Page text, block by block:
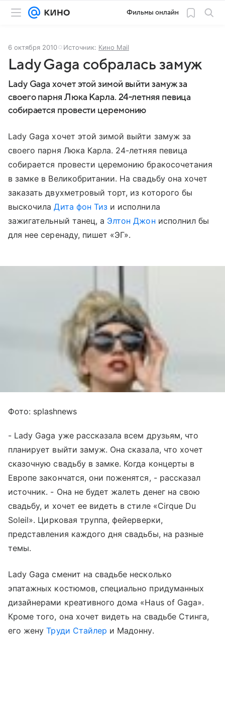
Фильмы онлайн
6 октября 2010 Источник: Кино Mail
Lady Gaga собралась замуж
Lady Gaga хочет этой зимой выйти замуж за
своего парня Люка Карла. 24-летняя певица
собирается провести церемонию
Lady Gaga хочет этой зимой выйти замуж за
своего парня Люка Карла. 24-летняя певица
собирается провести церемонию бракосочетания
в замке в Великобритании. На свадьбу она хочет
заказать двухметровый торт, из которого бы
выскочилаДита фон Тиз и исполнила
зажигательный танец, а Элтон Джон исполнил бы
для нее серенаду, пишет «ЭГ».
Фото: splashnews
- Lady Gaga уже рассказала всем друзьям, что
планирует выйти замуж. Она сказала, что хочет
сказочную свадьбу в замке. Когда концерты в
Европе закончатся, они поженятся, - рассказал
источник. - Она не будет жалеть денег на свою
свадьбу, и хочет ее видеть в стиле «Cirque Du
Soleil». Цирковая труппа, фейерверки,
представления каждого дня свадьбы, на разные
темы.
Lady Gaga сменит на свадьбе несколько
эпатажных костюмов, специально придуманных
дизайнерами креативного дома «Haus of Gaga».
Кроме того, она хочет видеть на свадьбе Стинга,
его женуТруди Стайлер и Мадонну.